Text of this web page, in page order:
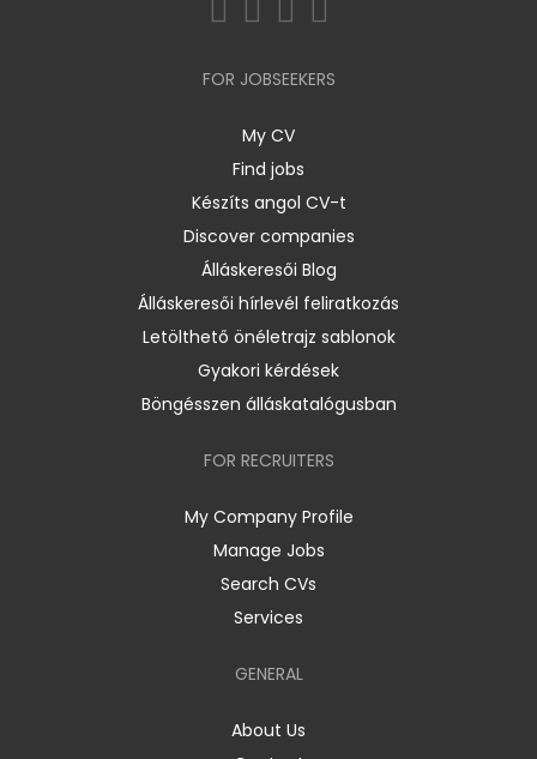
FOR JOBSEEKERS
My CV
Find jobs
Készíts angol CV-t
Discover companies
Álláskeresői Blog
Álláskeresői hírlevél feliratkozás
Letölthető önéletrajz sablonok
Gyakori kérdések
Böngésszen álláskatalógusban
FOR RECRUITERS
My Company Profile
Manage Jobs
Search CVs
Services
GENERAL
About Us